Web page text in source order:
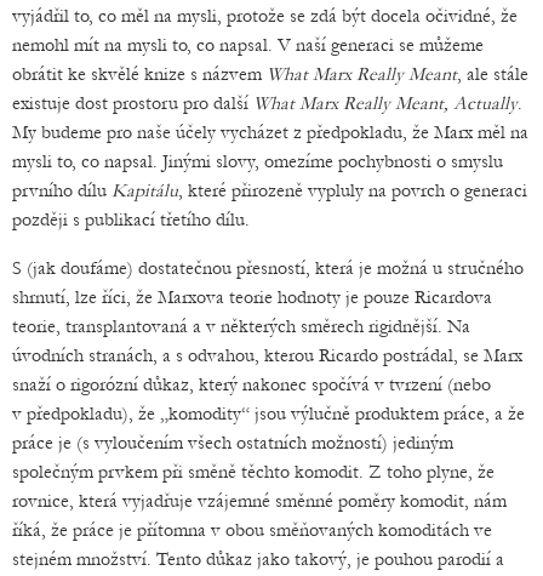
vyjádřil to, co měl na mysli, protože se zdá být docela očividné, že
nemohl mít na mysli to, co napsal. V naší generaci se můžeme
obrátit ke skvělé knize s názvem What Marx Really Meant, ale stále
existuje dost prostoru pro další What Marx Really Meant, Actually.
My budeme pro naše účely vycházet z předpokladu, že Marx měl na
mysli to, co napsal. Jinými slovy, omezíme pochybnosti o smyslu
prvního dílu Kapitálu, které přirozeně vypluly na povrch o generaci
později s publikací třetího dílu.
S (jak doufáme) dostatečnou přesností, která je možná u stručného
shrnutí, lze říci, že Marxova teorie hodnoty je pouze Ricardova
teorie, transplantovaná a v některých směrech rigidnější. Na
úvodních stranách, a s odvahou, kterou Ricardo postrádal, se Marx
snaží o rigorózní důkaz, který nakonec spočívá v tvrzení (nebo
v předpokladu), že „komodity“ jsou výlučně produktem práce, a že
práce je (s vyloučením všech ostatních možností) jediným
společným prvkem při směně těchto komodit. Z toho plyne, že
rovnice, která vyjadřuje vzájemné směnné poměry komodit, nám
říká, že práce je přítomna v obou směňovaných komoditách ve
stejném množství. Tento důkaz jako takový, je pouhou parodií a